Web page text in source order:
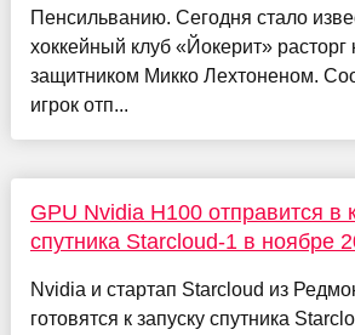
Пенсильванию. Сегодня стало
хоккейный клуб «Йокерит» расторг
защитником Микко Лехтоненом.
игрок отп...
GPU Nvidia H100 отправится в
спутника Starcloud-1 в ноябре
Nvidia и стартап Starcloud из
готовятся к запуску спутника